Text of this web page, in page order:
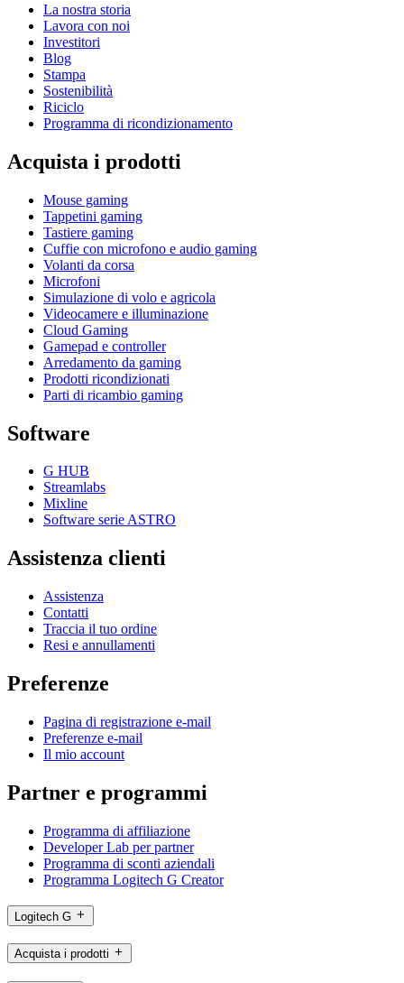
La nostra storia
Lavora con noi
Investitori
Blog
Stampa
Sostenibilità
Riciclo
Programma di ricondizionamento
Acquista i prodotti
Mouse gaming
Tappetini gaming
Tastiere gaming
Cuffie con microfono e audio gaming
Volanti da corsa
Microfoni
Simulazione di volo e agricola
Videocamere e illuminazione
Cloud Gaming
Gamepad e controller
Arredamento da gaming
Prodotti ricondizionati
Parti di ricambio gaming
Software
G HUB
Streamlabs
Mixline
Software serie ASTRO
Assistenza clienti
Assistenza
Contatti
Traccia il tuo ordine
Resi e annullamenti
Preferenze
Pagina di registrazione e-mail
Preferenze e-mail
Il mio account
Partner e programmi
Programma di affiliazione
Developer Lab per partner
Programma di sconti aziendali
Programma Logitech G Creator
Logitech G
Acquista i prodotti